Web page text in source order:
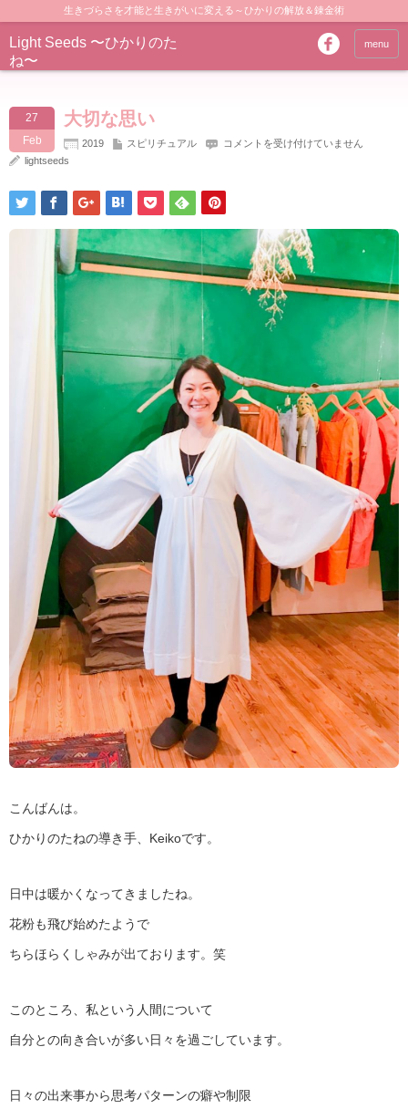
生きづらさを才能と生きがいに変える～ひかりの解放＆錬金術
Light Seeds 〜ひかりのた
ね〜
menu
27
Feb
大切な思い
2019 スピリチュアル
大
は
コメントを受け付けていません
lightseeds
こんばんは。
ひかりのたねの導き手、Keikoです。
日中は暖かくなってきましたね。
花粉も飛び始めたようで
ちらほらくしゃみが出ております。笑
このところ、私という人間について
自分との向き合いが多い日々を過ごしています。
日々の出来事から思考パターンの癖や制限